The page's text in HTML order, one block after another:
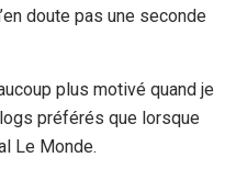
doute pas une seconde
plus motivé quand je
préférés que lorsque
Le Monde.